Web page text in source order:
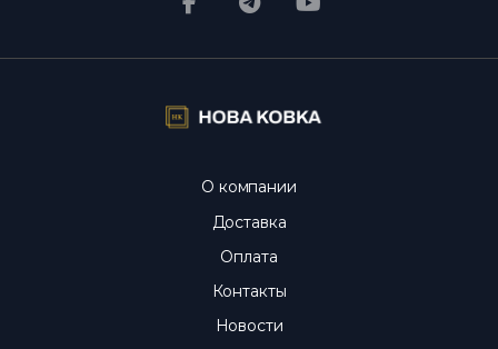
Украине; налицо - в день оплаты.
актуальны каждый день.
О компании
Доставка
Оплата
Контакты
Новости